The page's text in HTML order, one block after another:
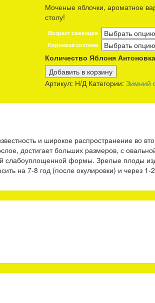
Моченые яблочки, ароматное
столу!
Возраст саженцев
Корневая система
Количество Яблоня Антоновка
Добавить в корзину
Артикул: Н/Д Категории: Зимний
и широкое распространение во
достигает больших размеров, с
формы. Зрелые плоды
на 7-8 год (после окулировки) и через